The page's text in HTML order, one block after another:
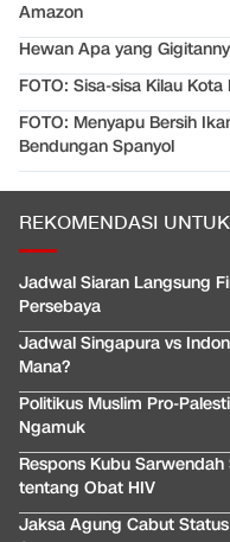
Amazon
Hewan Apa yang
FOTO: Sisa-sisa Kilau
FOTO: Menyapu Bersih
Bendungan Spanyol
REKOMENDASI
Jadwal Siaran Langsung
Persebaya
Jadwal Singapura vs
Mana?
Politikus Muslim Pro-
Ngamuk
Respons Kubu
tentang Obat HIV
Jaksa Agung Cabut